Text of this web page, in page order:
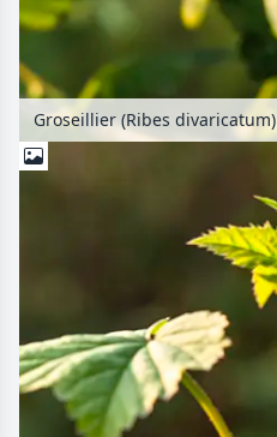
Groseillier (Ribes divaricatum)